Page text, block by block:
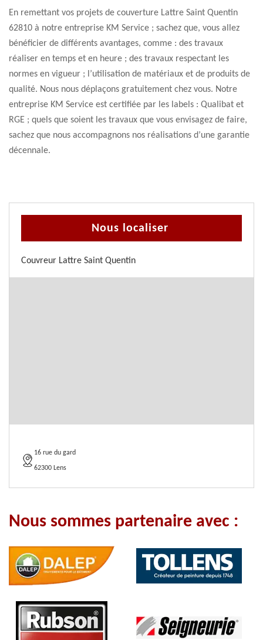
En remettant vos projets de couverture Lattre Saint Quentin
62810 à notre entreprise KM Service ; sachez que, vous allez
bénéficier de différents avantages, comme : des travaux
réaliser en temps et en heure ; des travaux respectant les
normes en vigueur ; l’utilisation de matériaux et de produits de
qualité. Nous nous déplaçons gratuitement chez vous. Notre
entreprise KM Service est certifiée par les labels : Qualibat et
RGE ; quels que soient les travaux que vous envisagez de faire,
sachez que nous accompagnons nos réalisations d’une garantie
décennale.
Nous localiser
Couvreur Lattre Saint Quentin
16 rue du gard
62300 Lens
Nous sommes partenaire avec :